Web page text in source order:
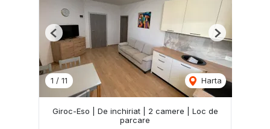
1 / 11 Harta
Previous Next
Giroc-Eso | De inchiriat | 2 camere | Loc de
parcare